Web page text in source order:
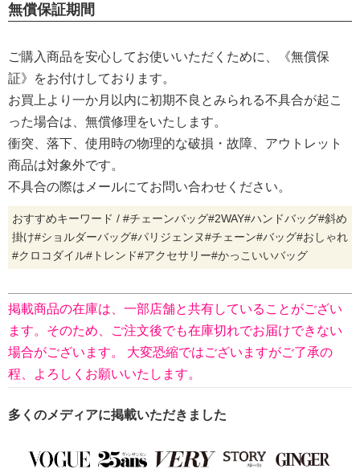
無償保証期間
ご購入商品を安心してお使いいただくために、《無償保
証》をお付けしております。
お買上より一か月以内に初期不良とみられる不具合が起こ
った場合は、無償修理をいたします。
衝突、落下、使用時の物理的な破損・故障、アウトレット
商品は対象外です。
不具合の際はメールにてお問い合わせください。
おすすめキーワード / #チェーンバッグ#2WAY#ハンドバッグ#斜め
掛け#ショルダーバッグ#パリジェンヌ#チェーン#バッグ#おしゃれ
#クロコダイル#トレンド#アクセサリー#かっこいいバッグ
掲載商品の在庫は、一部店舗と共有していることがござい
ます。そのため、ご注文後でも在庫切れでお届けできない
場合がございます。 大変恐縮ではございますがご了承の
程、よろしくお願いいたします。
多くのメディアに掲載いただきました